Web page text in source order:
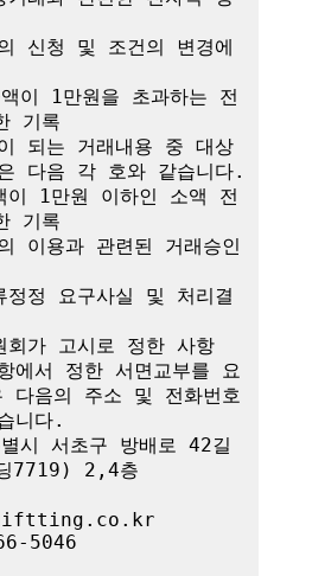
신청 및 조건의 변경에
이 1만원을 초과하는 전
기록
되는 거래내용 중 대상
다음 각 호와 같습니다.
이 1만원 이하인 소액 전
기록
이용과 관련된 거래승인
정 요구사실 및 처리결
가 고시로 정한 사항
에서 정한 서면교부를 요
다음의 주소 및 전화번호
니다.
시 서초구 방배로 42길
7719) 2,4층
5046